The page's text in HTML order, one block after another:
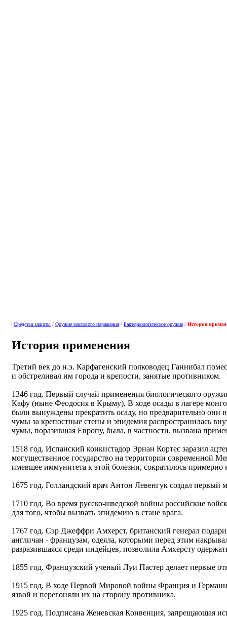
/ Средства защиты / Оружие массового поражения / Бактериологическое оружие / История
История применения
Третий век до н.э. Карфагенский полководец Ганнибал
и обстреливал им города и крепости, занятые противником.
1346 год. Первый случай применения биологического
Кафу (ныне Феодосия в Крыму). В ходе осады в лагере
были вынуждены прекратить осаду, но предварительно они
чумы за крепостные стены и эпидемия распространилась
чумы, поразившая Европу, была, в частности. вызвана
1518 год. Испанский конкистадор Эрнан Кортес заразил
могущественное государство на территории современной
имевшее иммунитета к этой болезни, сократилось примерно
1675 год. Голландский врач Антон Левенгук создал первый
1710 год. Во время русско-шведской войны российские
для того, чтобы вызвать эпидемию в стане врага.
1767 год. Сэр Джеффри Амхерст, британский генерал
англичан - французам, одеяла, которыми перед этим
разразившаяся среди индейцев, позволила Амхерсту
1855 год. Французский ученый Луи Пастер делает первые
1915 год. В ходе Первой Мировой войны Франция и
язвой и перегоняли их на сторону противника.
1925 год. Подписана Женевская Конвенция, запрещающая